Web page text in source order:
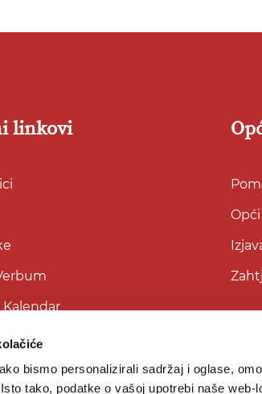
bismo personalizirali sadržaj i oglase,
tako, podatke o vašoj upotrebi naše
linkovi